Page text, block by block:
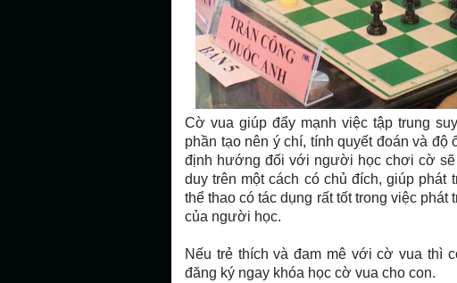
Cờ vua giúp đẩy mạnh việc tập trung
phần tạo nên ý chí, tính quyết đoán và độ
định hướng đối với người học chơi cờ
duy trên một cách có chủ đích, giúp phát
thể thao có tác dụng rất tốt trong việc
của người học.
Nếu trẻ thích và đam mê với cờ vua thì
đăng ký ngay khóa học cờ vua cho con.